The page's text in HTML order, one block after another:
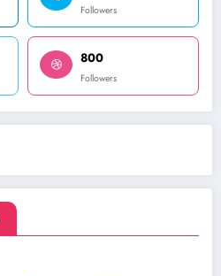
Followers
800
Followers